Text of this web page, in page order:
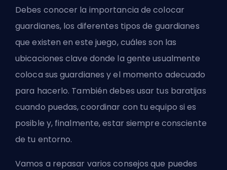
Debes conocer la importancia de colocar
guardianes, los diferentes tipos de guardianes
que existen en este juego, cuáles son las
ubicaciones clave donde la gente usualmente
coloca sus guardianes y el momento adecuado
para hacerlo. También debes usar tus baratijas
cuando puedas, coordinar con tu equipo si es
posible y, finalmente, estar siempre consciente
de tu entorno.
Vamos a repasar varios consejos que puedes